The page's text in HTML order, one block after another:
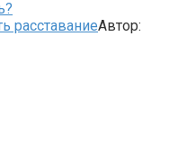
расставаниеАвтор: